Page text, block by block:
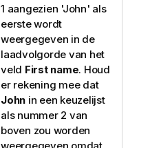
1 aangezien 'John' als
eerste wordt
weergegeven in de
laadvolgorde van het
veld First name. Houd
er rekening mee dat
John in een keuzelijst
als nummer 2 van
boven zou worden
weergegeven omdat